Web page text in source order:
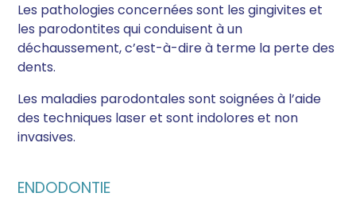
Les pathologies concernées sont les gingivites et
les parodontites qui conduisent à un
déchaussement, c’est-à-dire à terme la perte des
dents.
Les maladies parodontales sont soignées à l’aide
des techniques laser et sont indolores et non
invasives.
ENDODONTIE